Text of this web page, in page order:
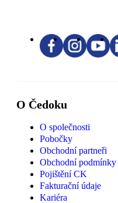
O Čedoku
O společnosti
Pobočky
Obchodní partneři
Obchodní podmínky
Pojištění CK
Fakturační údaje
Kariéra